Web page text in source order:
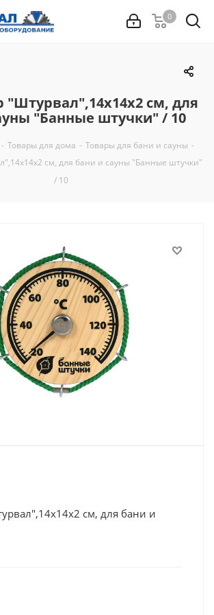
0
"Штурвал",14х14х2 см, для
"Банные штучки" / 10
- Товары для дома - Товары для бани и сауны -
см, для бани и сауны "Банные штучки"
/ 10
см, для бани и